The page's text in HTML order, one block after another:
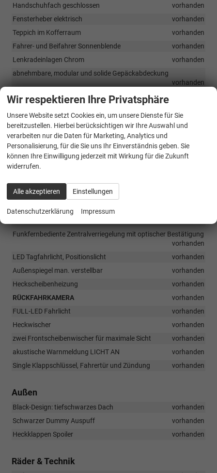
Handschuhfach geschlossen
vorhanden
Fensterheber elektrisch
vorhanden
Teppich im Kofferraum
vorhanden
Fahrer- und Beifahrer Sonnenblende
vorhanden
Lenkradeinlagen Chrom
vorhanden
abnehmbare, modular und solide Gepäckabdeckung
vorhanden
Multi Speed Defrost Heizung
Infotainment & Kommunikation
Kit Multimedia: 10-Zoll Touch Tablet mit doppel USB
Anschluss, Bluetooth
vorhanden
4.0 HIFI-PACK: 2 Hochtöner + 2 Lautsprecher
vorhanden
Sicherheit & Assistenz
Aluminium Monoblock Chassis mit strukturellen Verstärkungen,
Fahrer und Beifahrertüre mit Rohrrahmen Verstärkun
Funkfernbediente Zentralverriegelung mit optischer Bestätigung
vorhanden
LED Tagfahrlicht, Positionslicht
vorhanden
Außenspiegel man. verstellbar
vorhanden
Heckscheibenheizung
vorhanden
RÜCKFAHRKAMERA
vorhanden
FULL-LED Fahrlicht
vorhanden
Heckwischer
vorhanden
zwei Frontscheibenwischer für maximale Sicht
vorhanden
akustische Warnmeldung LICHT AN
vorhanden
Single Klappschlüssel, Fahrertür und Zündung
vorhanden
Außen
Black-Design: tiefschwarzes Dach
vorhanden
Schwarzer Dummy Auspuff
vorhanden
Heckklappen Spoiler
vorhanden
Räder & Technik
Wir respektieren Ihre Privatsphäre
Unsere Website setzt Cookies ein, um unsere Dienste für Sie
bereitzustellen. Hierbei berücksichtigen wir Ihre Auswahl und
verarbeiten nur die Daten für Marketing, Analytics und
Personalisierung, für die Sie uns Ihr Einverständnis geben. Sie
können Ihre Einwilligung jederzeit mit Wirkung für die Zukunft
widerrufen.
Alle akzeptieren Einstellungen
Datenschutzerklärung Impressum